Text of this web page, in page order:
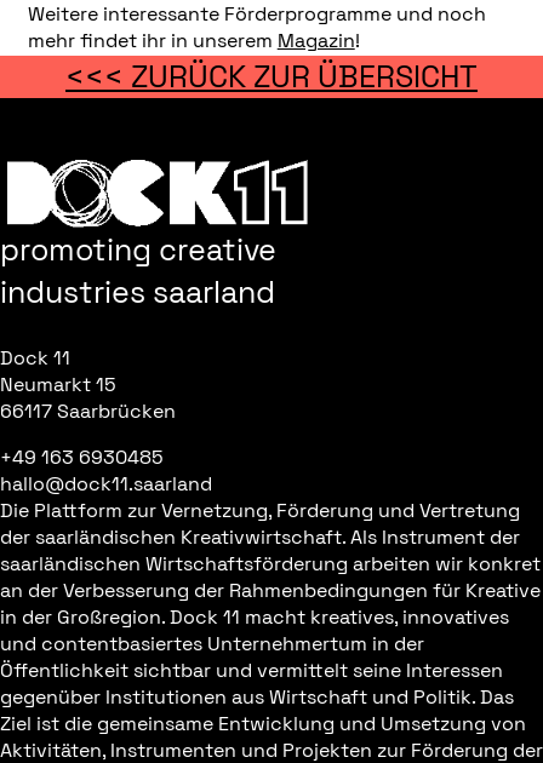
Weitere interessante Förderprogramme und noch
mehr findet ihr in unserem Magazin!
<<< ZURÜCK ZUR ÜBERSICHT
promoting creative
industries saarland
Dock 11
Neumarkt 15
66117 Saarbrücken
+49 163 6930485
hallo@dock11.saarland
Die Plattform zur Vernetzung, Förderung und Vertretung
der saarländischen Kreativwirtschaft. Als Instrument der
saarländischen Wirtschaftsförderung arbeiten wir konkret
an der Verbesserung der Rahmenbedingungen für Kreative
in der Großregion. Dock 11 macht kreatives, innovatives
und contentbasiertes Unternehmertum in der
Öffentlichkeit sichtbar und vermittelt seine Interessen
gegenüber Institutionen aus Wirtschaft und Politik. Das
Ziel ist die gemeinsame Entwicklung und Umsetzung von
Aktivitäten, Instrumenten und Projekten zur Förderung der